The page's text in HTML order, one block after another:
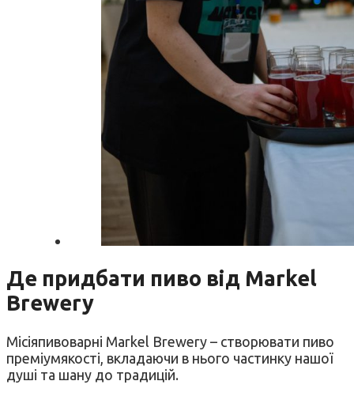
Де придбати пиво від Markel
Brewery
Місіяпивоварні Markel Brewery – створювати пиво
преміумякості, вкладаючи в нього частинку нашої
душі та шану до традицій.